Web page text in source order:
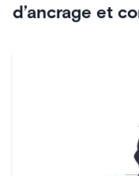
d’ancrage et